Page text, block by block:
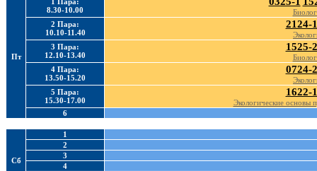
Пт
8.30-10.00
2 Пара:
10.10-11.40
2124-1
3 Пара:
12.10-13.40
1525-2
4 Пара:
13.50-15.20
0724-2
5 Пара:
15.30-17.00
1622-1
Экологические основы
6
Сб
1
2
3
4